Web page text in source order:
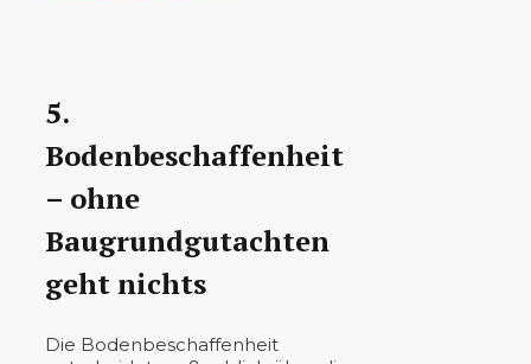
5.
Bodenbeschaffenheit
– ohne
Baugrundgutachten
geht nichts
Die Bodenbeschaffenheit